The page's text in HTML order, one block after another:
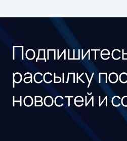
рассылку
новостей и